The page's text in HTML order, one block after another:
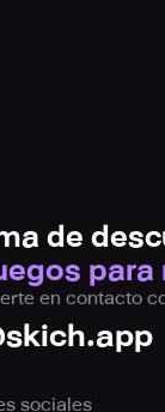
de
para
en contacto
sociales